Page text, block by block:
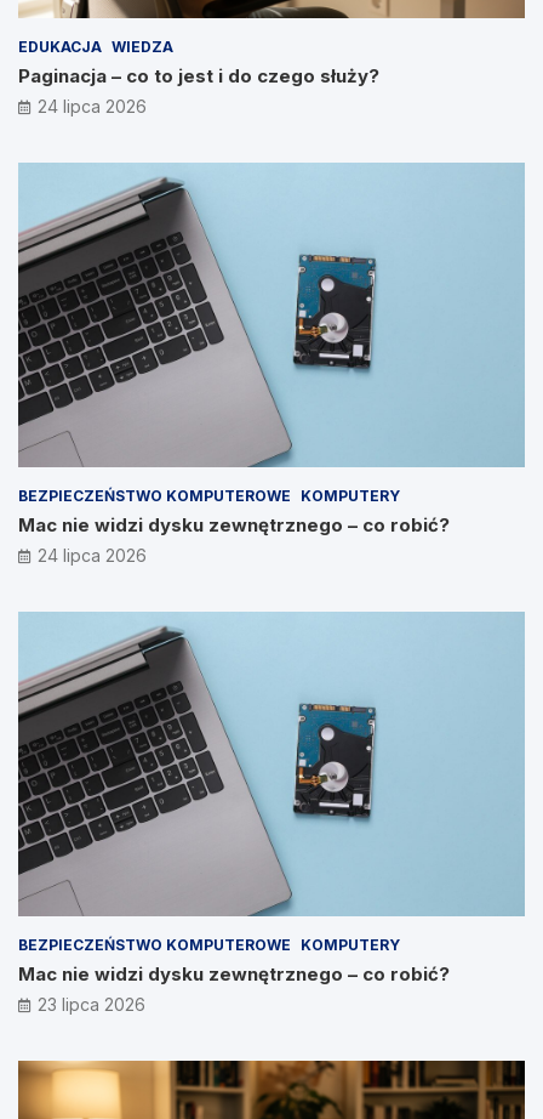
EDUKACJA WIEDZA
Paginacja – co to jest i do czego służy?
24 lipca 2026
BEZPIECZEŃSTWO KOMPUTEROWE KOMPUTERY
Mac nie widzi dysku zewnętrznego – co robić?
24 lipca 2026
BEZPIECZEŃSTWO KOMPUTEROWE KOMPUTERY
Mac nie widzi dysku zewnętrznego – co robić?
23 lipca 2026